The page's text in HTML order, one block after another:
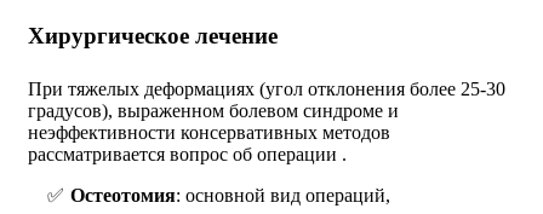
Хирургическое лечение
При тяжелых деформациях (угол отклонения более 25-30
градусов), выраженном болевом синдроме и
неэффективности консервативных методов
рассматривается вопрос об операции .
Остеотомия: основной вид операций,